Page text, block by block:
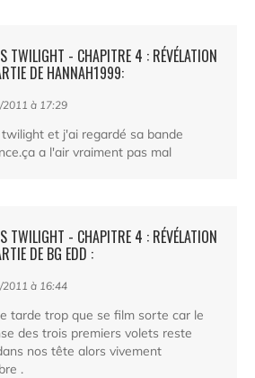
TWILIGHT - CHAPITRE 4 : RÉVÉLATION
DE HANNAH1999:
2011 à 17:29
et j'ai regardé sa bande
a l'air vraiment pas mal
TWILIGHT - CHAPITRE 4 : RÉVÉLATION
DE BG EDD :
2011 à 16:44
tarde trop que se film sorte car le
des trois premiers volets reste
nos tête alors vivement
.